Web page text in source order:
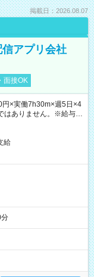
掲載日：2026.08.07
アプリ会社
面接OK
×実働7h30m×週5日×4
はありません。※給与即
給